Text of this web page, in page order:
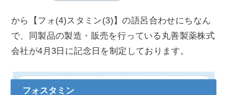
から【フォ(4)スタミン(3)】の語呂合わせにちなん
で、同製品の製造・販売を行っている丸善製薬株式
会社が4月3日に記念日を制定しております。